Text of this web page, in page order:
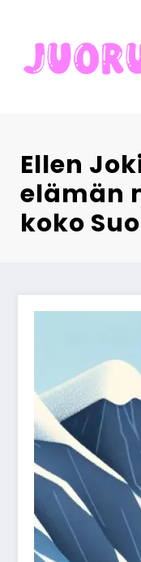
content
Ellen
elämän
koko